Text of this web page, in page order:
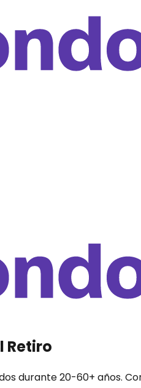
Retiro
durante 20-60+ años.